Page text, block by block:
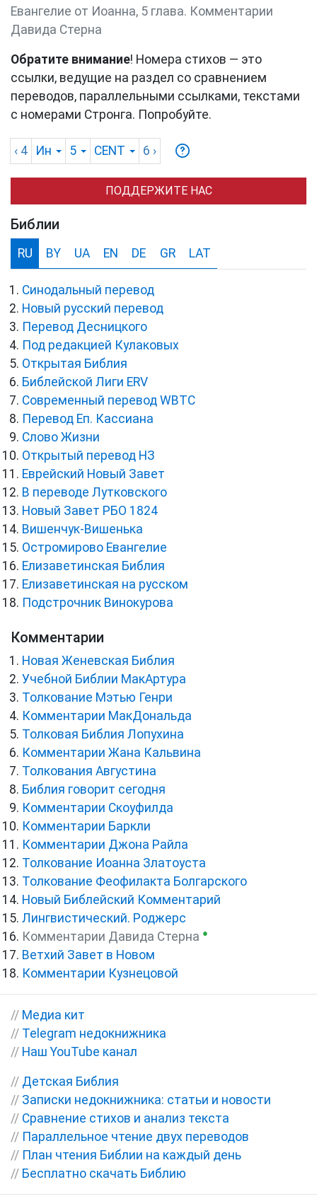
Евангелие от Иоанна, 5 глава. Комментарии
Давида Стерна
Обратите внимание! Номера стихов — это
ссылки, ведущие на раздел со сравнением
переводов, параллельными ссылками, текстами
с номерами Стронга. Попробуйте.
‹ 4 Ин 5 CENT 6 ›
ПОДДЕРЖИТЕ НАС
Библии
RU BY UA EN DE GR LAT
Синодальный перевод
Новый русский перевод
Перевод Десницкого
Под редакцией Кулаковых
Открытая Библия
Библейской Лиги ERV
Cовременный перевод WBTC
Перевод Еп. Кассиана
Слово Жизни
Открытый перевод НЗ
Еврейский Новый Завет
В переводе Лутковского
Новый Завет РБО 1824
Вишенчук-Вишенька
Остромирово Евангелие
Елизаветинская Библия
Елизаветинская на русском
Подстрочник Винокурова
Комментарии
Новая Женевская Библия
Учебной Библии МакАртура
Толкование Мэтью Генри
Комментарии МакДональда
Толковая Библия Лопухина
Комментарии Жана Кальвина
Толкования Августина
Библия говорит сегодня
Комментарии Скоуфилда
Комментарии Баркли
Комментарии Джона Райла
Толкование Иоанна Златоуста
Толкование Феофилакта Болгарского
Новый Библейский Комментарий
Лингвистический. Роджерс
Комментарии Давида Стерна ●
Ветхий Завет в Новом
Комментарии Кузнецовой
// Медиа кит
// Telegram недокнижника
// Наш YouTube канал
// Детская Библия
// Записки недокнижника: статьи и новости
// Сравнение стихов и анализ текста
// Параллельное чтение двух переводов
// План чтения Библии на каждый день
// Бесплатно скачать Библию